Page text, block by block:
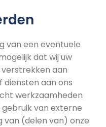
van een eventuele
dat wij uw
aan
aan ons
werkzaamheden
van externe
van (delen van) onze